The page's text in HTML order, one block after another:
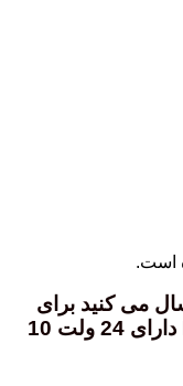
است.
می کنید برای
“رله میلون HKF_JQC_3FP(T73) دارای 24 ولت 10